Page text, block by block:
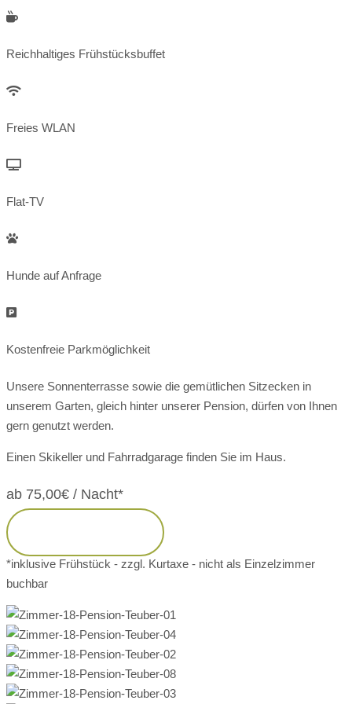
Reichhaltiges Frühstücksbuffet
Freies WLAN
Flat-TV
Hunde auf Anfrage
Kostenfreie Parkmöglichkeit
Unsere Sonnenterrasse sowie die gemütlichen Sitzecken in
unserem Garten, gleich hinter unserer Pension, dürfen von Ihnen
gern genutzt werden.
Einen Skikeller und Fahrradgarage finden Sie im Haus.
ab 75,00€ / Nacht*
*inklusive Frühstück - zzgl. Kurtaxe - nicht als Einzelzimmer
buchbar